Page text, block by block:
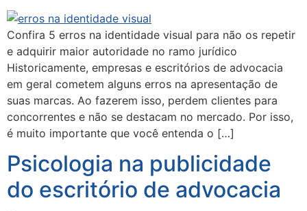
Confira 5 erros na identidade visual para não os repetir
e adquirir maior autoridade no ramo jurídico
Historicamente, empresas e escritórios de advocacia
em geral cometem alguns erros na apresentação de
suas marcas. Ao fazerem isso, perdem clientes para
concorrentes e não se destacam no mercado. Por isso,
é muito importante que você entenda o […]
Psicologia na publicidade
do escritório de advocacia